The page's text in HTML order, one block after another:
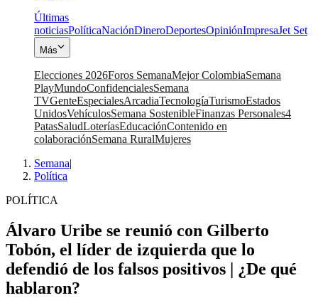
Últimas
noticiasPolíticaNaciónDineroDeportesOpiniónImpresaJet Set
Más
Elecciones 2026Foros SemanaMejor ColombiaSemana
PlayMundoConfidencialesSemana
TVGenteEspecialesArcadiaTecnologíaTurismoEstados
UnidosVehículosSemana SostenibleFinanzas Personales4
PatasSaludLoteríasEducaciónContenido en
colaboraciónSemana RuralMujeres
Semana|
Política
POLÍTICA
Álvaro Uribe se reunió con Gilberto
Tobón, el líder de izquierda que lo
defendió de los falsos positivos | ¿De qué
hablaron?